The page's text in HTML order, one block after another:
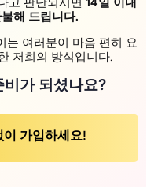
해 드립니다.
는 여러분이 마음 편히 요
저희의 방식입니다.
가 되셨나요?
이 가입하세요!